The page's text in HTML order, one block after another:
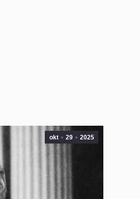
okt 29 2025